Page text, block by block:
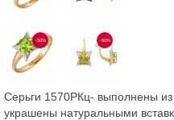
-50% -50%
Серьги 1570РКц- выполнены
украшены натуральными